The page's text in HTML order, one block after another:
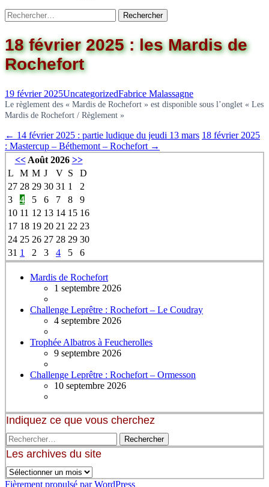
18 février 2025 : les Mardis de
Rochefort
19 février 2025UncategorizedFabrice Malassagne
Le règlement des « Mardis de Rochefort » est disponible sous l’onglet « Les
Mardis de Rochefort / Règlement »
← 14 février 2025 : partie ludique du jeudi 13 mars 18 février 2025
: Mastercup – Béthemont – Rochefort →
<<Août 2026 >>
L
M M J V S
D
27 28 29 30 31 1
2
3
4 5 6 7 8
9
10 11 12 13 14 15 16
17 18 19 20 21 22 23
24 25 26 27 28 29 30
31 1 2 3 4 5 6
Mardis de Rochefort
1 septembre 2026
Challenge Leprêtre : Rochefort – Le Coudray
4 septembre 2026
Trophée Albatros à Feucherolles
9 septembre 2026
Challenge Leprêtre : Rochefort – Ormesson
10 septembre 2026
Indiquez ce que vous cherchez
Les archives du site
Fièrement propulsé par WordPress